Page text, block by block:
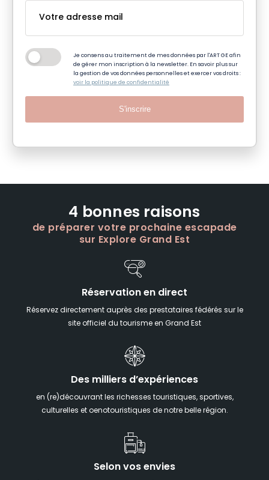
Je consens au traitement de mes données par l'ART GE afin
de gérer mon inscription à la newsletter. En savoir plus sur
la gestion de vos données personnelles et exercer vos droits :
voir la politique de confidentialité
S'inscrire
4 bonnes raisons
de préparer votre prochaine escapade
sur Explore Grand Est
Réservation en direct
Réservez directement auprès des prestataires fédérés sur le
site officiel du tourisme en Grand Est
Des milliers d’expériences
en (re)découvrant les richesses touristiques, sportives,
culturelles et oenotouristiques de notre belle région.
Selon vos envies